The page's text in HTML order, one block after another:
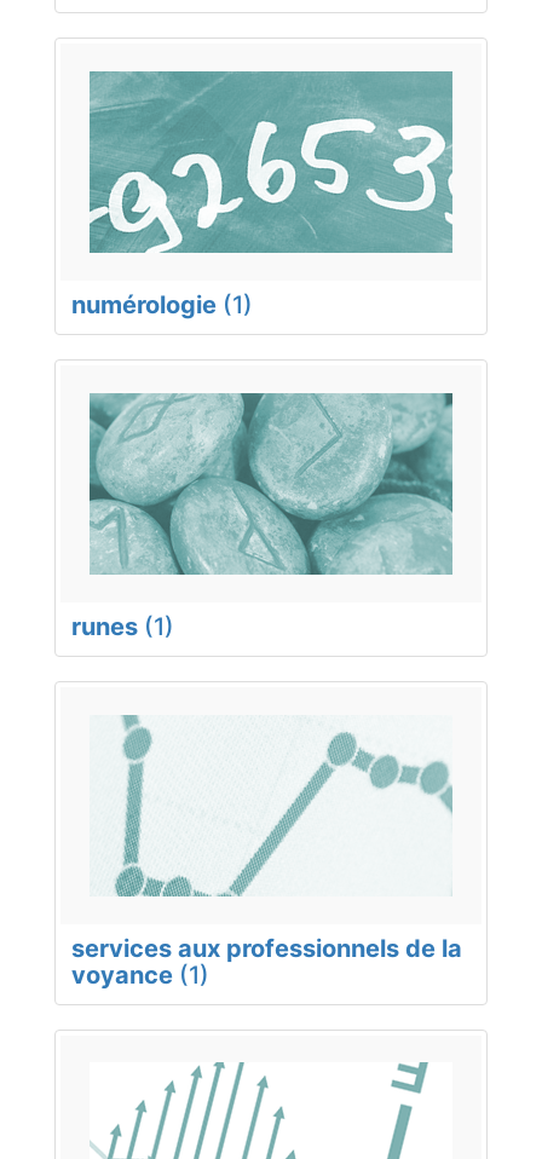
numérologie (1)
runes (1)
services aux professionnels de la
voyance (1)